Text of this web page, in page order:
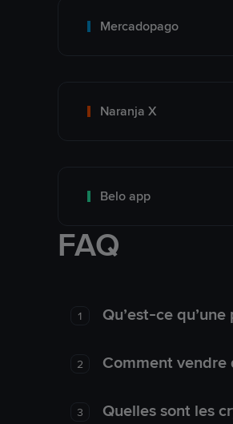
Mercadopago
Naranja X
Belo app
FAQ
1 Qu’est-ce
2 Comment vendre
3 Quelles sont les